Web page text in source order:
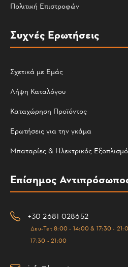
Πολιτική Επιστροφών
Συχνές Ερωτήσεις
Σχετικά με Εμάς
Λήψη Καταλόγου
Καταχώρηση Προϊόντος
Ερωτήσεις για την γκάμα
Μπαταρίες & Ηλεκτρικός
Επίσημος
+30 2681 028652
Δευ-Τετ 8:00 - 14:00 & 17:30 -
17:30 - 21:00